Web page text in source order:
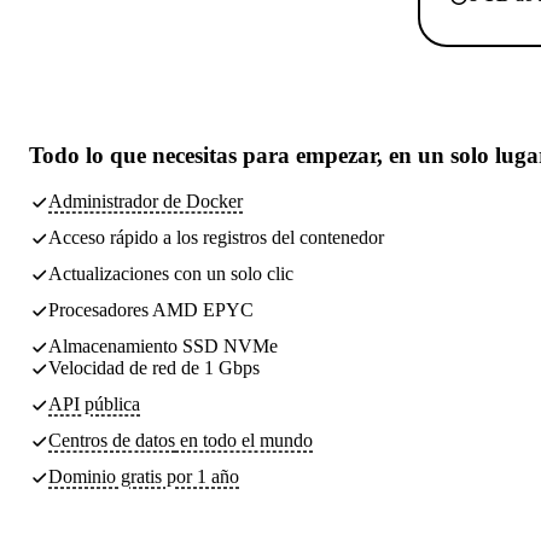
Todo lo que necesitas para empezar, en un solo
Administrador de Docker
Acceso rápido a los registros del contenedor
Actualizaciones con un solo clic
Procesadores AMD EPYC
Almacenamiento SSD NVMe
Velocidad de red de 1 Gbps
API pública
Centros de datos en todo el mundo
Dominio gratis por 1 año